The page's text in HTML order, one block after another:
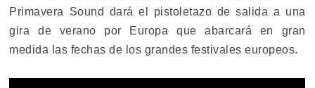
Primavera Sound dará el pistoletazo de salida a una
gira de verano por Europa que abarcará en gran
medida las fechas de los grandes festivales europeos.